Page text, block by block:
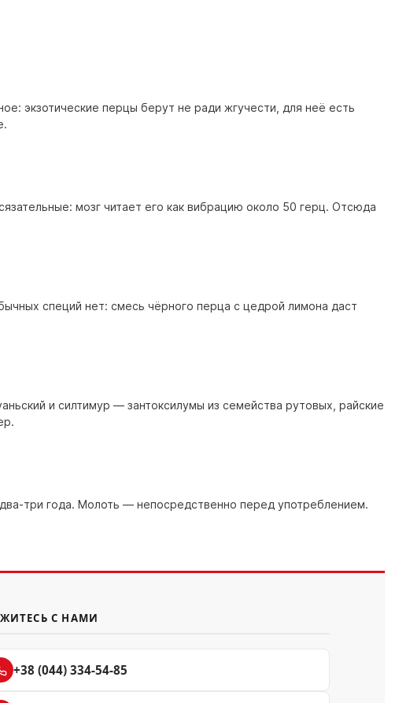
экзотические перцы берут не ради жгучести, для неё есть
мозг читает его как вибрацию около 50 герц. Отсюда
специй нет: смесь чёрного перца с цедрой лимона даст
и силтимур — зантоксилумы из семейства рутовых, райские
три года. Молоть — непосредственно перед употреблением.
С НАМИ
+38 (044) 334-54-85